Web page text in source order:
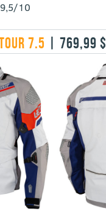
10
7.5 | 769,99 $